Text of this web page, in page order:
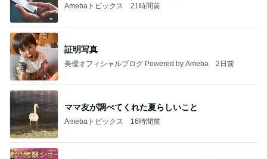
Amebaトピックス 21時間前
証明写真
美優オフィシャルブログ Powered by Ameba 2日前
ママ友が調べてくれた夏らしいこと
Amebaトピックス 16時間前